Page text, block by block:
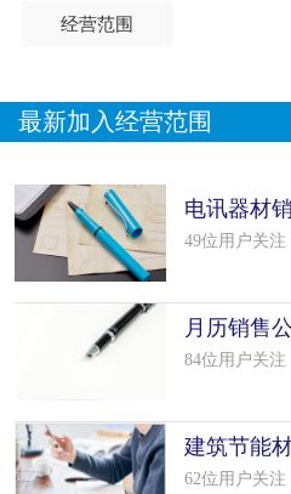
经营范围
最新加入经营范围
电讯器材
么填写（
49位用户关注
月历销售
写（16个模
84位用户关注
建筑节能
围怎么填
62位用户关注